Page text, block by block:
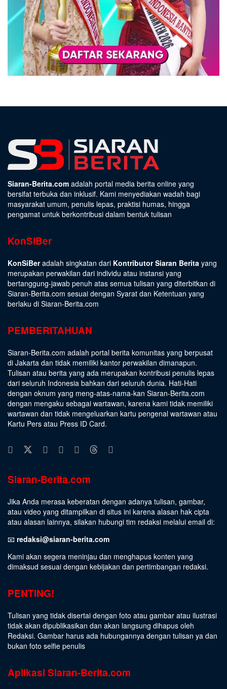
Siaran-Berita.com adalah portal media berita online yang
bersifat terbuka dan inklusif. Kami menyediakan wadah bagi
masyarakat umum, penulis lepas, praktisi humas, hingga
pengamat untuk berkontribusi dalam bentuk tulisan
KonSiBer
KonSiBeradalah singkatan dari Kontributor Siaran Berita yang
merupakan perwakilan dari individu atau instansi yang
bertanggung-jawab penuh atas semua tulisan yang diterbitkan di
Siaran-Berita.com sesuai dengan Syarat dan Ketentuan yang
berlaku di Siaran-Berita.com
PEMBERITAHUAN
Siaran-Berita.com adalah portal berita komunitas yang berpusat
di Jakarta dan tidak memiliki kantor perwakilan dimanapun.
Tulisan atau berita yang ada merupakan kontribusi penulis lepas
dari seluruh Indonesia bahkan dari seluruh dunia. Hati-Hati
dengan oknum yang meng-atas-nama-kan Siaran-Berita.com
dengan mengaku sebagai wartawan, karena kami tidak memiliki
wartawan dan tidak mengeluarkan kartu pengenal wartawan atau
Kartu Pers atau Press ID Card.
Siaran-Berita.com
Jika Anda merasa keberatan dengan adanya tulisan, gambar,
atau video yang ditampilkan di situs ini karena alasan hak cipta
atau alasan lainnya, silakan hubungi tim redaksi melalui email di:
📧 redaksi@siaran-berita.com
Kami akan segera meninjau dan menghapus konten yang
dimaksud sesuai dengan kebijakan dan pertimbangan redaksi.
PENTING!
Tulisan yang tidak disertai dengan foto atau gambar atau ilustrasi
tidak akan dipublikasikan dan akan langsung dihapus oleh
Redaksi. Gambar harus ada hubungannya dengan tulisan ya dan
bukan foto selfie penulis
Aplikasi Siaran-Berita.com